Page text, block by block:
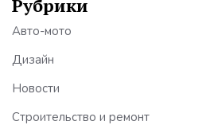
Рубрики
Авто-мото
Дизайн
Новости
Строительство и ремонт